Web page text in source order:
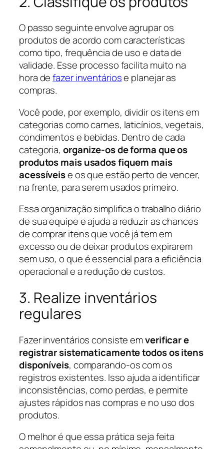
O passo seguinte envolve agrupar os
produtos de acordo com características
como tipo, frequência de uso e data de
validade. Esse processo facilita muito na
hora defazer inventáriose planejar as
compras.
Você pode, por exemplo, dividir os itens em
categorias como carnes, laticínios, vegetais,
condimentos e bebidas. Dentro de cada
categoria, organize-os de forma que os
produtos mais usados fiquem mais
acessíveise os que estão perto de vencer,
na frente, para serem usados primeiro.
Essa organização simplifica o trabalho diário
de sua equipe e ajuda a reduzir as chances
de comprar itens que você já tem em
excesso ou de deixar produtos expirarem
sem uso, o que é essencial para a eficiência
operacional e a redução de custos.
3. Realize inventários
regulares
Fazer inventários consiste emverificar e
registrar sistematicamente todos os itens
disponíveis, comparando-os com os
registros existentes. Isso ajuda a identificar
inconsistências, como perdas, e permite
ajustes rápidos nas compras e no uso dos
produtos.
O melhor é que essa prática seja feita